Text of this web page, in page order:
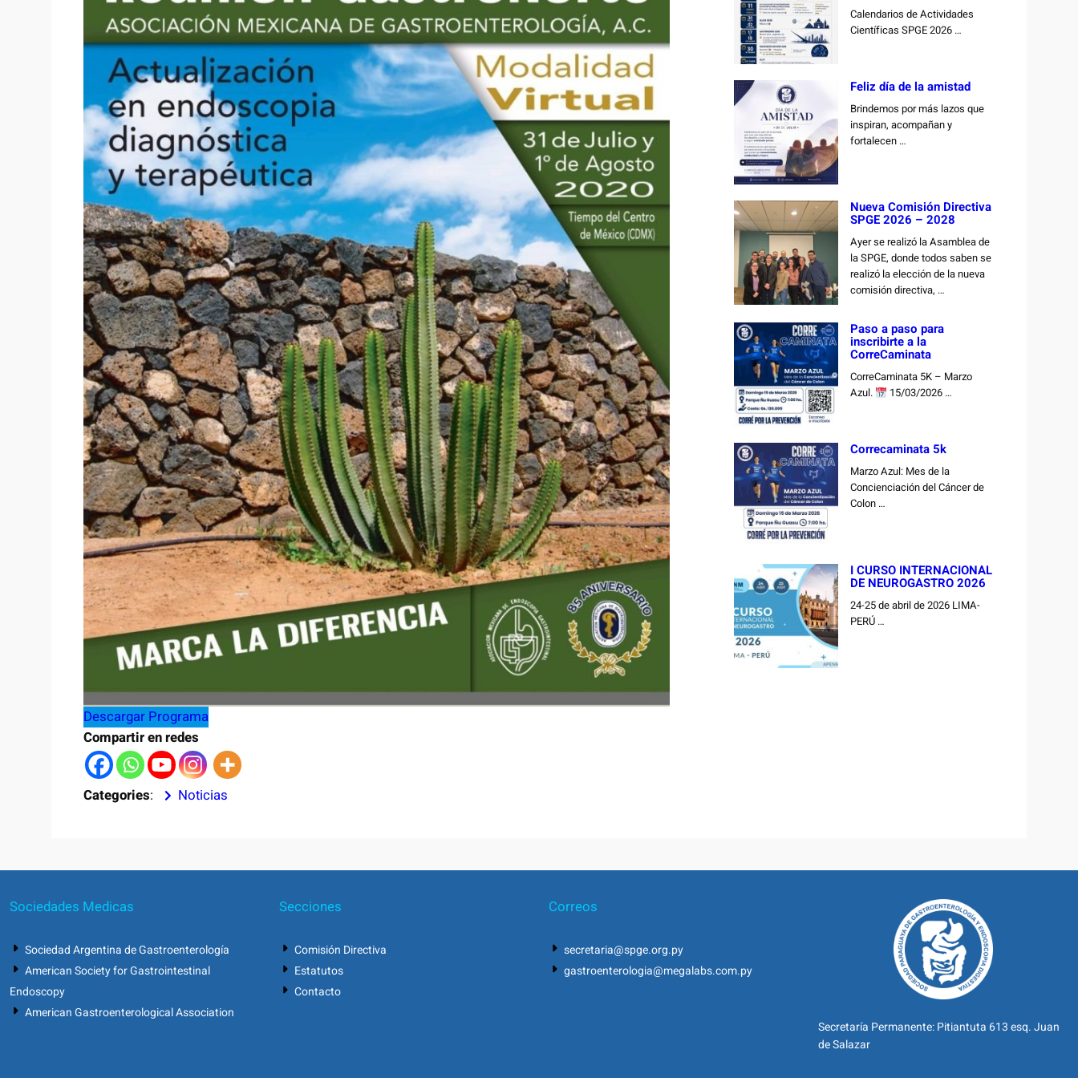
Descargar Programa
Compartir en redes
Categories: Noticias
Calendarios de Actividades
Científicas SPGE 2026 …
Feliz día de la amistad
Brindemos por más lazos que
inspiran, acompañan y
fortalecen …
Nueva Comisión Directiva
SPGE 2026 – 2028
Ayer se realizó la Asamblea de
la SPGE, donde todos saben se
realizó la elección de la nueva
comisión directiva, …
Paso a paso para
inscribirte a la
CorreCaminata
CorreCaminata 5K – Marzo
Azul.
15/03/2026 …
Correcaminata 5k
Marzo Azul: Mes de la
Concienciación del Cáncer de
Colon …
I CURSO INTERNACIONAL
DE NEUROGASTRO 2026
24-25 de abril de 2026 LIMA-
PERÚ …
Sociedades Medicas
Sociedad Argentina de Gastroenterología
American Society for Gastrointestinal
Endoscopy
American Gastroenterological Association
Secciones
Comisión Directiva
Estatutos
Contacto
Correos
secretaria@spge.org.py
gastroenterologia@megalabs.com.py
Secretaría Permanente: Pitiantuta 613 esq. Juan
de Salazar